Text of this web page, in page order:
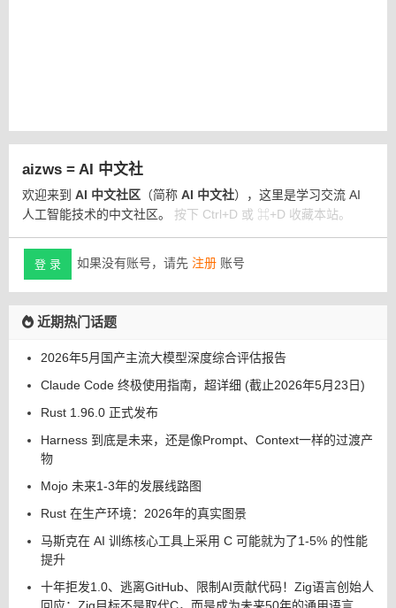
aizws = AI 中文社
欢迎来到 AI 中文社区 （简称 AI 中文社），这里是学习交流 AI
人工智能技术的中文社区。 按下 Ctrl+D 或 ⌘+D 收藏本站。
登 录 如果没有账号，请先 注册 账号
近期热门话题
2026年5月国产主流大模型深度综合评估报告
Claude Code 终极使用指南，超详细 (截止2026年5月23日)
Rust 1.96.0 正式发布
Harness 到底是未来，还是像Prompt、Context一样的过渡产
物
Mojo 未来1-3年的发展线路图
Rust 在生产环境：2026年的真实图景
马斯克在 AI 训练核心工具上采用 C 可能就为了1-5% 的性能
提升
十年拒发1.0、逃离GitHub、限制AI贡献代码！Zig语言创始人